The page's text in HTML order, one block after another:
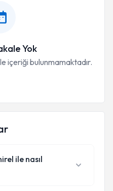
Yok
içeriği bulunmamaktadır.
ile nasıl